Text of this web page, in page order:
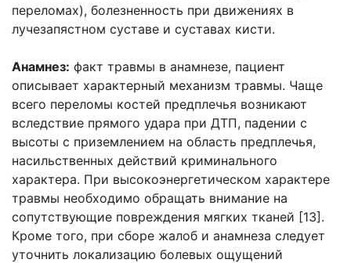
переломах), болезненность при движениях в
лучезапястном суставе и суставах кисти.
Анамнез: факт травмы в анамнезе, пациент
описывает характерный механизм травмы. Чаще
всего переломы костей предплечья возникают
вследствие прямого удара при ДТП, падении с
высоты с приземлением на область предплечья,
насильственных действий криминального
характера. При высокоэнергетическом характере
травмы необходимо обращать внимание на
сопутствующие повреждения мягких тканей [13].
Кроме того, при сборе жалоб и анамнеза следует
уточнить локализацию болевых ощущений